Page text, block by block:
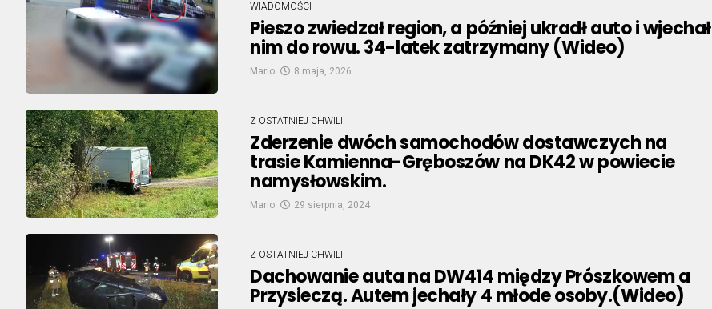
WIADOMOŚCI
Pieszo zwiedzał region, a później ukradł auto i wjechał
nim do rowu. 34-latek zatrzymany (Wideo)
Mario 8 maja, 2026
Z OSTATNIEJ CHWILI
Zderzenie dwóch samochodów dostawczych na
trasie Kamienna-Gręboszów na DK42 w powiecie
namysłowskim.
Mario 29 sierpnia, 2024
Z OSTATNIEJ CHWILI
Dachowanie auta na DW414 między Prószkowem a
Przysieczą. Autem jechały 4 młode osoby.(Wideo)